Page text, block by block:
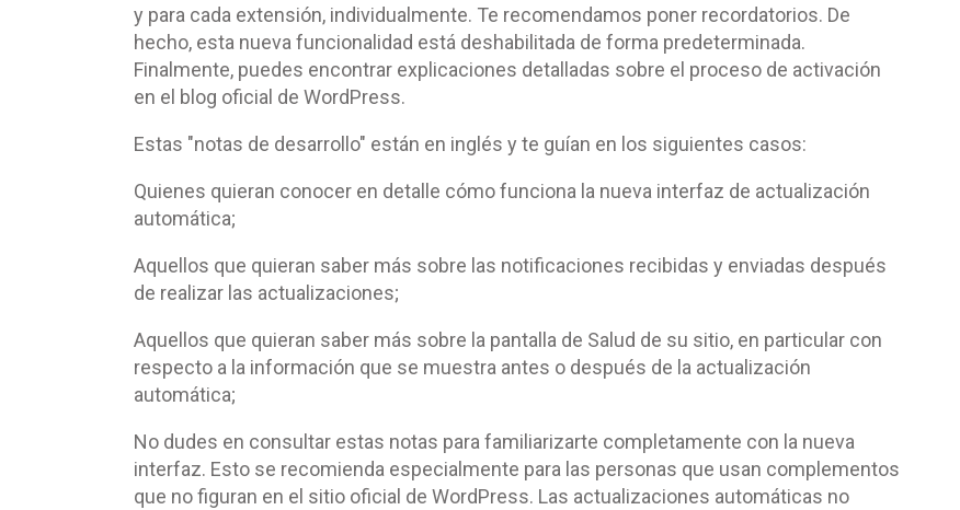
y para cada extensión, individualmente. Te recomendamos poner recordatorios. De
hecho, esta nueva funcionalidad está deshabilitada de forma predeterminada.
Finalmente, puedes encontrar explicaciones detalladas sobre el proceso de activación
en el blog oficial de WordPress.
Estas "notas de desarrollo" están en inglés y te guían en los siguientes casos:
Quienes quieran conocer en detalle cómo funciona la nueva interfaz de actualización
automática;
Aquellos que quieran saber más sobre las notificaciones recibidas y enviadas después
de realizar las actualizaciones;
Aquellos que quieran saber más sobre la pantalla de Salud de su sitio, en particular con
respecto a la información que se muestra antes o después de la actualización
automática;
No dudes en consultar estas notas para familiarizarte completamente con la nueva
interfaz. Esto se recomienda especialmente para las personas que usan complementos
que no figuran en el sitio oficial de WordPress. Las actualizaciones automáticas no